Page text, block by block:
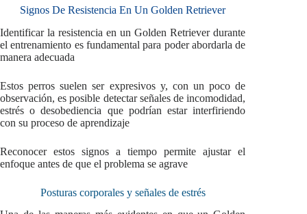
Signos De Resistencia En Un Golden Retriever
Identificar la resistencia en un Golden Retriever durante
el entrenamiento es fundamental para poder abordarla de
manera adecuada
Estos perros suelen ser expresivos y, con un poco de
observación, es posible detectar señales de incomodidad,
estrés o desobediencia que podrían estar interfiriendo
con su proceso de aprendizaje
Reconocer estos signos a tiempo permite ajustar el
enfoque antes de que el problema se agrave
Posturas corporales y señales de estrés